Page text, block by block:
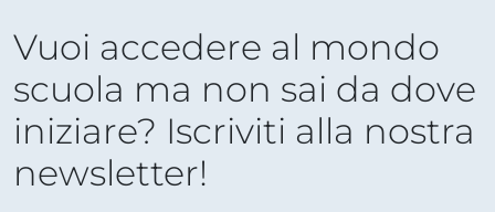
Vuoi accedere al mondo
scuola ma non sai da dove
iniziare? Iscriviti alla nostra
newsletter!